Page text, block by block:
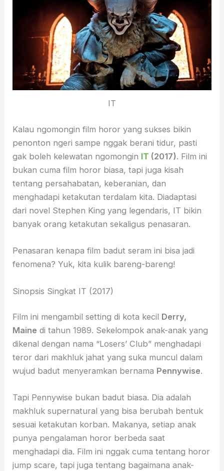
IT
Kalau ngomongin film horor yang sukses bikin
penonton ngeri sampe nggak berani tidur, pasti
gak boleh kelewatan ngomongin IT (2017). Film ini
bukan cuma film horor biasa, tapi juga kisah
tentang persahabatan, keberanian, dan
menghadapi ketakutan terdalam kita. Diadaptasi
dari novel Stephen King yang legendaris, IT bikin
banyak orang ketakutan sekaligus penasaran.
Penasaran kenapa film badut seram ini bisa jadi
fenomena? Yuk, kita kulik bareng-bareng!
Sinopsis Singkat IT (2017)
Film ini mengambil setting di kota kecil Derry,
Maine di tahun 1989. Sekelompok anak-anak yang
dikenal dengan nama “Losers’ Club” menghadapi
teror dari makhluk jahat yang suka muncul dalam
wujud badut menyeramkan bernama Pennywise.
Tapi Pennywise bukan badut biasa. Dia adalah
makhluk supernatural yang bisa berubah bentuk
sesuai ketakutan korban. Makanya, setiap anak
punya pengalaman horor berbeda saat
menghadapi dia. Film ini nggak cuma tentang horor
jump scare, tapi juga tentang bagaimana anak-